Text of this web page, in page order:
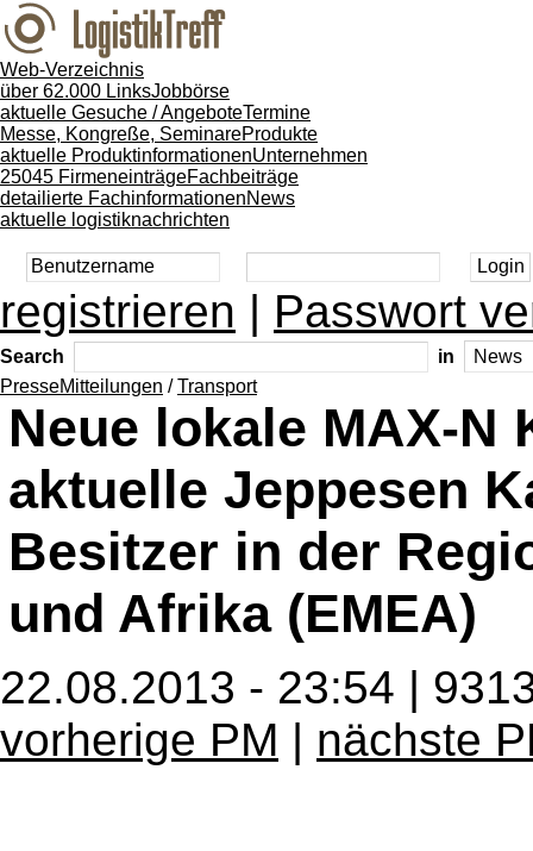
Web-Verzeichnis
über 62.000 LinksJobbörse
aktuelle Gesuche / AngeboteTermine
Messe, Kongreße, SeminareProdukte
aktuelle ProduktinformationenUnternehmen
25045 FirmeneinträgeFachbeiträge
detailierte FachinformationenNews
aktuelle logistiknachrichten
registrieren | Passwort
Search
in
PresseMitteilungen /Transport
Neue lokale MAX-
aktuelle Jeppesen
Besitzer in der
und Afrika (EMEA)
22.08.2013 - 23:54 |
vorherige PM | nächste